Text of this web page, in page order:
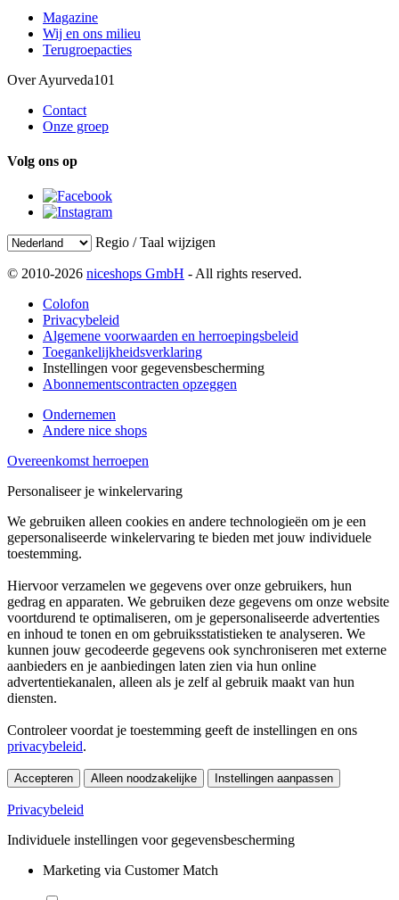
Magazine
Wij en ons milieu
Terugroepacties
Over Ayurveda101
Contact
Onze groep
Volg ons op
Regio / Taal wijzigen
© 2010-2026 niceshops GmbH - All rights reserved.
Colofon
Privacybeleid
Algemene voorwaarden en herroepingsbeleid
Toegankelijkheidsverklaring
Instellingen voor gegevensbescherming
Abonnementscontracten opzeggen
Ondernemen
Andere nice shops
Overeenkomst herroepen
Personaliseer je winkelervaring
We gebruiken alleen cookies en andere technologieën om je een
gepersonaliseerde winkelervaring te bieden met jouw individuele
toestemming.
Hiervoor verzamelen we gegevens over onze gebruikers, hun
gedrag en apparaten. We gebruiken deze gegevens om onze website
voortdurend te optimaliseren, om je gepersonaliseerde advertenties
en inhoud te tonen en om gebruiksstatistieken te analyseren. We
kunnen jouw gecodeerde gegevens ook synchroniseren met externe
aanbieders en je aanbiedingen laten zien via hun online
advertentiekanalen, alleen als je zelf al gebruik maakt van hun
diensten.
Controleer voordat je toestemming geeft de instellingen en ons
privacybeleid.
Accepteren Alleen noodzakelijke Instellingen aanpassen
Privacybeleid
Individuele instellingen voor gegevensbescherming
Marketing via Customer Match